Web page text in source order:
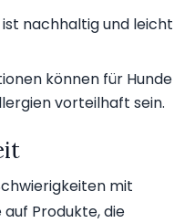
nachhaltig und leicht
können für Hunde
vorteilhaft sein.
mit
Produkte, die